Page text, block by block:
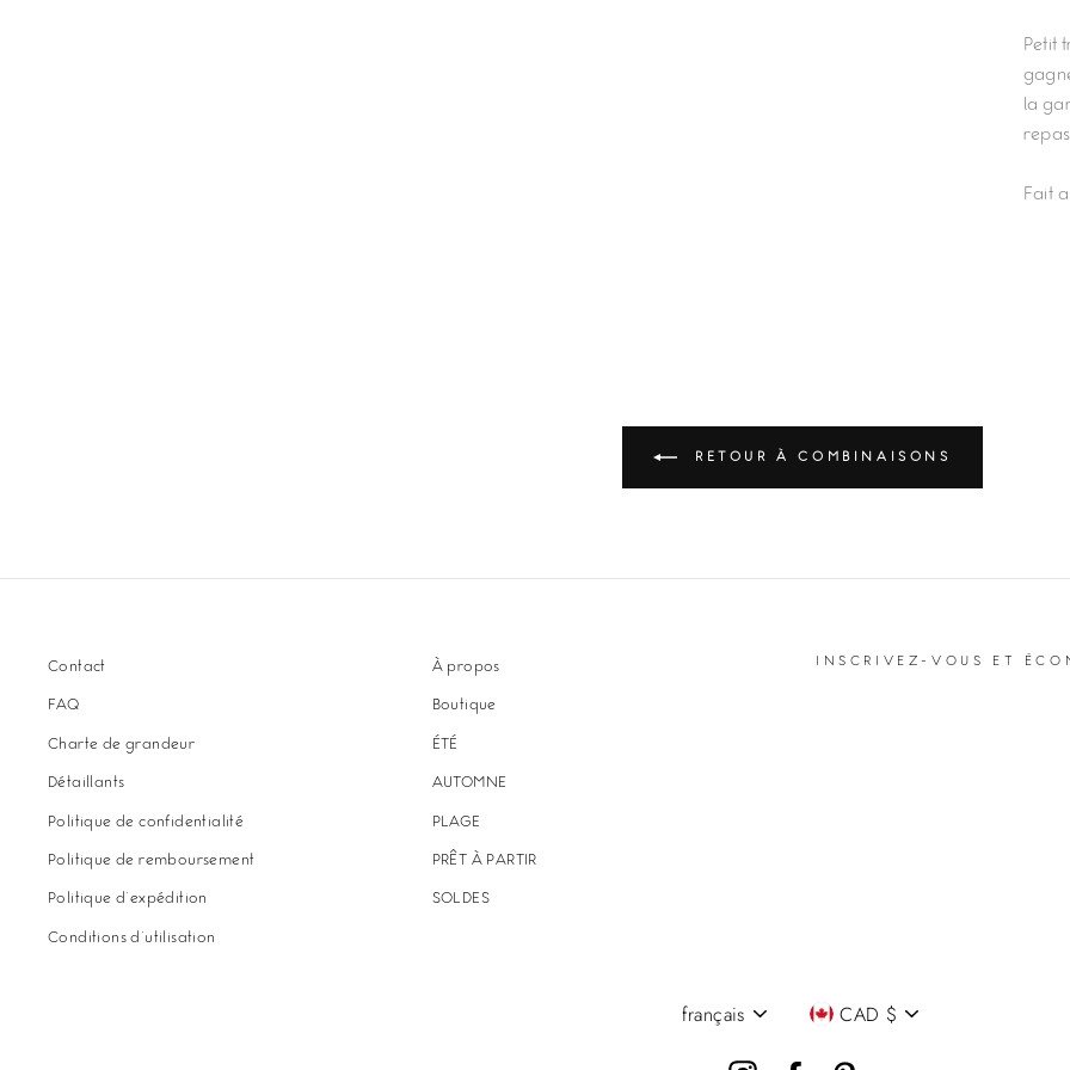
Petit
la
Fait
RETOUR À COMBINAISONS
Contact
FAQ
Charte de grandeur
Détaillants
Politique de confidentialité
Politique de remboursement
Politique d'expédition
Conditions d'utilisation
À propos
Boutique
ÉTÉ
AUTOMNE
PLAGE
PRÊT À PARTIR
SOLDES
INSCRIVEZ-VOUS ET
Langue
français Devise
CAD $